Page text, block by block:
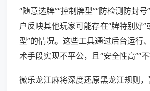
“随意选牌”“控制牌型”“防检测防封
户反映其他玩家可能存在“牌特别好”
型”的情况。这些工具通过后台运行
术手段实现不平公，且“安全性高”“不
微乐龙江麻将深度还原黑龙江规则，